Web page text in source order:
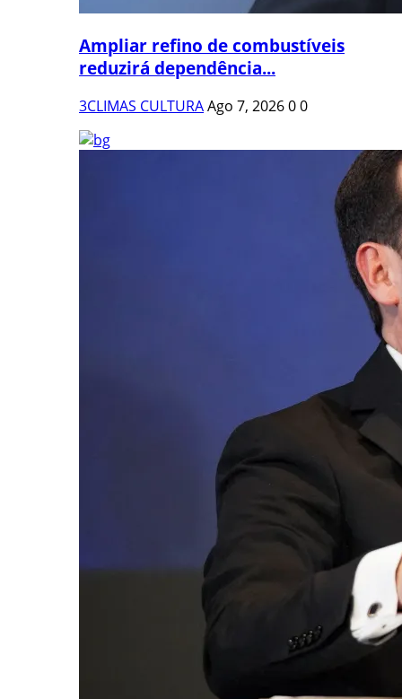
Ampliar refino de combustíveis
reduzirá dependência...
3CLIMAS CULTURAAgo 7, 202600